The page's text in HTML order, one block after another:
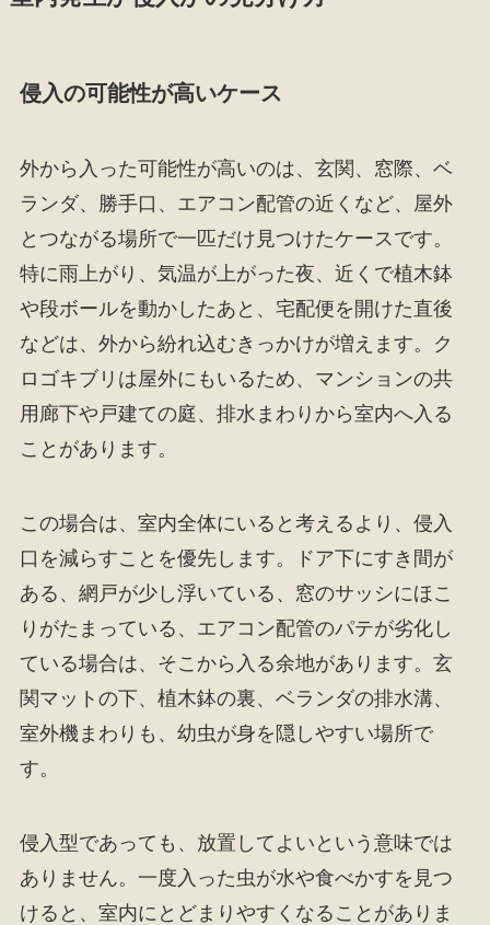
侵入の可能性が高いケース
外から入った可能性が高いのは、玄関、窓際、ベ
ランダ、勝手口、エアコン配管の近くなど、屋外
とつながる場所で一匹だけ見つけたケースです。
特に雨上がり、気温が上がった夜、近くで植木鉢
や段ボールを動かしたあと、宅配便を開けた直後
などは、外から紛れ込むきっかけが増えます。ク
ロゴキブリは屋外にもいるため、マンションの共
用廊下や戸建ての庭、排水まわりから室内へ入る
ことがあります。
この場合は、室内全体にいると考えるより、侵入
口を減らすことを優先します。ドア下にすき間が
ある、網戸が少し浮いている、窓のサッシにほこ
りがたまっている、エアコン配管のパテが劣化し
ている場合は、そこから入る余地があります。玄
関マットの下、植木鉢の裏、ベランダの排水溝、
室外機まわりも、幼虫が身を隠しやすい場所で
す。
侵入型であっても、放置してよいという意味では
ありません。一度入った虫が水や食べかすを見つ
けると、室内にとどまりやすくなることがありま